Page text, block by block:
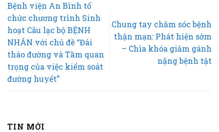
Bệnh viện An Bình tổ
chức chương trình Sinh
hoạt Câu lạc bộ BỆNH
NHÂN với chủ đề “Đái
tháo đường và Tầm quan
trọng của việc kiểm soát
đường huyết”
Chung tay chăm sóc bệnh
thận mạn: Phát hiện sớm
– Chìa khóa giảm gánh
nặng bệnh tật
TIN MỚI